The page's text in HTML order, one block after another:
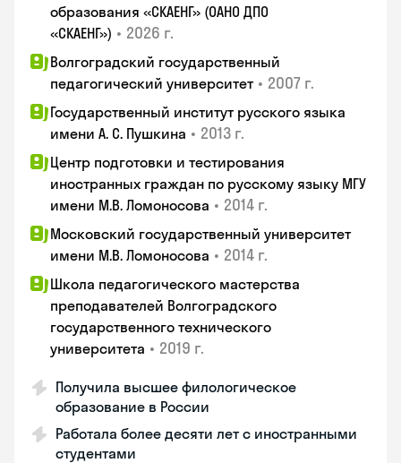
образования «СКАЕНГ» (ОАНО ДПО
«СКАЕНГ») • 2026 г.
Волгоградский государственный
педагогический университет • 2007 г.
Государственный институт русского языка
имени А. С. Пушкина • 2013 г.
Центр подготовки и тестирования
иностранных граждан по русскому языку МГУ
имени М.В. Ломоносова • 2014 г.
Московский государственный университет
имени М.В. Ломоносова • 2014 г.
Школа педагогического мастерства
преподавателей Волгоградского
государственного технического
университета • 2019 г.
Получила высшее филологическое
образование в России
Работала более десяти лет с иностранными
студентами